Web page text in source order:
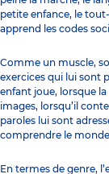
petite enfance, le
apprend les codes
Comme un muscle,
exercices qui lui sont
enfant joue, lorsque
images, lorsqu’il
paroles lui sont
comprendre le
En termes de genre,